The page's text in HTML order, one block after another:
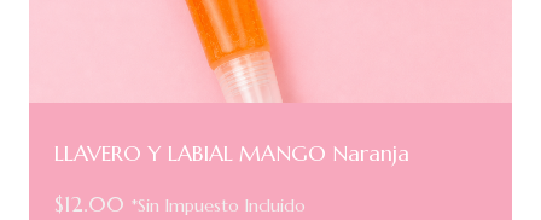
LLAVERO Y LABIAL MANGO Naranja
$12.00 *Sin Impuesto Incluido